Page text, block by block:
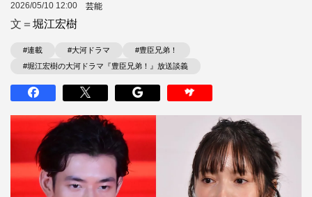
2026/05/10 12:00 芸能
文＝ 堀江宏樹
#連載 #大河ドラマ
#豊臣兄弟！
#堀江宏樹の大河ドラマ『豊臣兄弟！』放送談義